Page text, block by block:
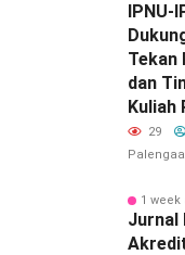
IPNU-
Tekan
dan
Kuliah
29
1 week
Jurnal